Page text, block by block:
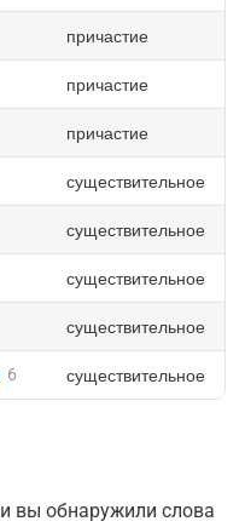
причастие
причастие
причастие
существительное
существительное
существительное
существительное
6 существительное
вы обнаружили слова